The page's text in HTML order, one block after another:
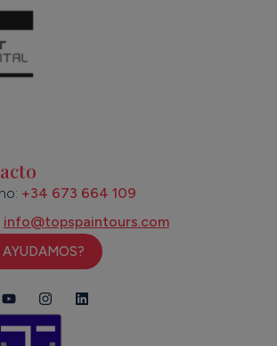
+34 673 664 109
info@topspaintours.com
AYUDAMOS?